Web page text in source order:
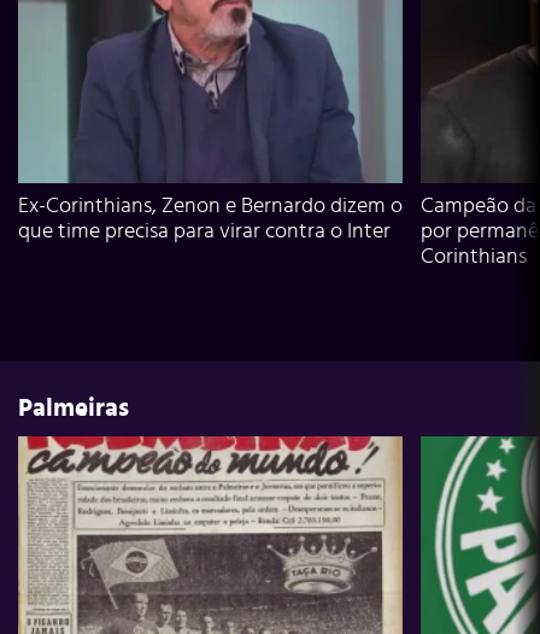
Ex-Corinthians, Zenon e Bernardo dizem o
que time precisa para virar contra o Inter
Campeão
por
Corinthians
Palmeiras